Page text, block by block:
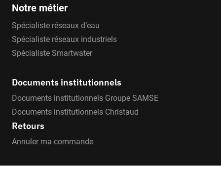
Notre métier
Spécialiste réseaux d’eau
Spécialiste réseaux industriels
Spécialiste Smartwater
Documents institutionnels
Documents institutionnels Groupe SAMSE
Documents institutionnels Christaud
Retours
Annuler ma commande